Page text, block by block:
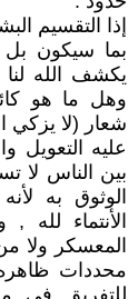
إذا التقسيم
بما سيكون
يكشف الله لنا
وهل ما هو
شعار (لا يزكي
عليه التعويل
بين الناس لا
الوثوق به
الأنتماء
المعسكر ولا
محددات